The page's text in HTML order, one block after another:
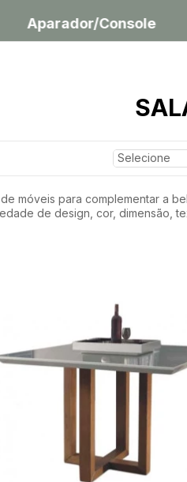
Buffet/Balcão
móveis para complementar a
de design, cor, dimensão,